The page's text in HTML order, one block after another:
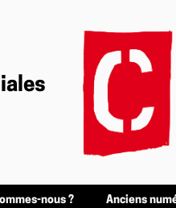
nous ? Anciens